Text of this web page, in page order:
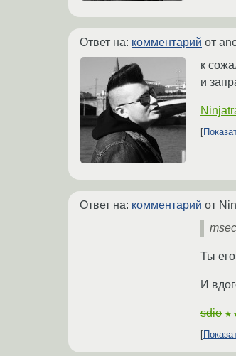
Ответ на: комментарий от
к
и
Ответ на: комментарий от
Ты
И
sdio